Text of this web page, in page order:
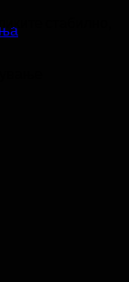
стабилно,